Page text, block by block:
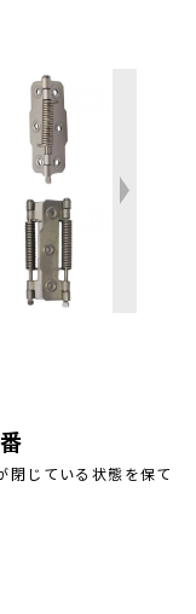
閉じている状態を保て